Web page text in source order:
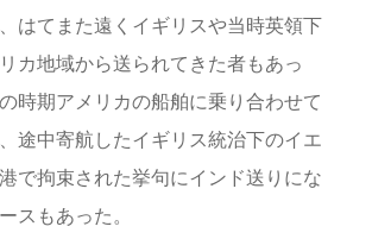
はてまた遠くイギリスや当時英領下
カ地域から送られてきた者もあっ
時期アメリカの船舶に乗り合わせて
途中寄航したイギリス統治下のイエ
で拘束された挙句にインド送りにな
スもあった。